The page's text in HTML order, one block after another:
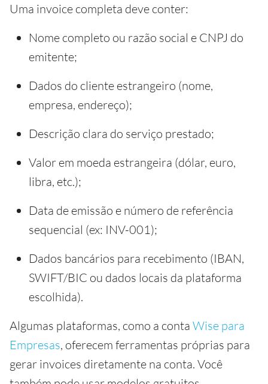
Uma invoice completa deve conter:
Nome completo ou razão social e CNPJ do
emitente;
Dados do cliente estrangeiro (nome,
empresa, endereço);
Descrição clara do serviço prestado;
Valor em moeda estrangeira (dólar, euro,
libra, etc.);
Data de emissão e número de referência
sequencial (ex: INV-001);
Dados bancários para recebimento (IBAN,
SWIFT/BIC ou dados locais da plataforma
escolhida).
Algumas plataformas, como a conta Wise para
Empresas, oferecem ferramentas próprias para
gerar invoices diretamente na conta. Você